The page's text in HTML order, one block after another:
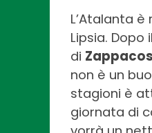
L’Atalanta
Lipsia. Dopo
di
non è un
stagioni è
giornata di